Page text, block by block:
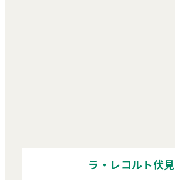
ラ・レコルト伏見